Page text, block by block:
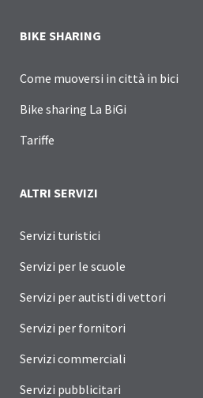
BIKE SHARING
Come muoversi in città in bici
Bike sharing La BiGi
Tariffe
ALTRI SERVIZI
Servizi turistici
Servizi per le scuole
Servizi per autisti di vettori
Servizi per fornitori
Servizi commerciali
Servizi pubblicitari